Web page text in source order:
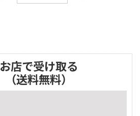
お店で受け取る
（送料無料）